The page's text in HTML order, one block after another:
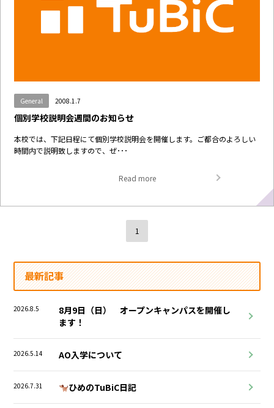
General 2008.1.7
個別学校説明会週間のお知らせ
本校では、下記日程にて個別学校説明会を開催します。ご都合のよろしい
時間内で説明致しますので、ぜ･･･
Read more
1
最新記事
2026.8.5
8月9日（日） オープンキャンパスを開催し
ます！
2026.5.14 AO入学について
2026.7.31 ひめのTuBiC日記